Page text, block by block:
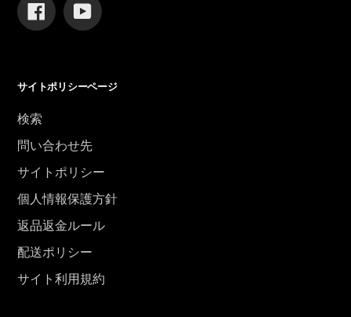
FacebookYouTube
サイトポリシーページ
検索
問い合わせ先
サイトポリシー
個人情報保護方針
返品返金ルール
配送ポリシー
サイト利用規約